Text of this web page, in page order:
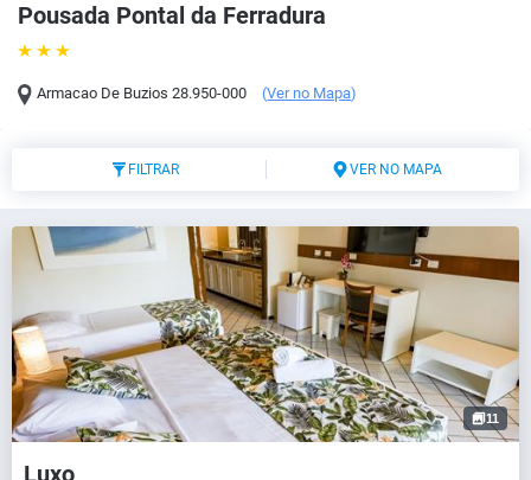
Pousada Pontal da Ferradura
Armacao De Buzios 28.950-000 (Ver no Mapa)
FILTRAR VER NO MAPA
11
Luxo